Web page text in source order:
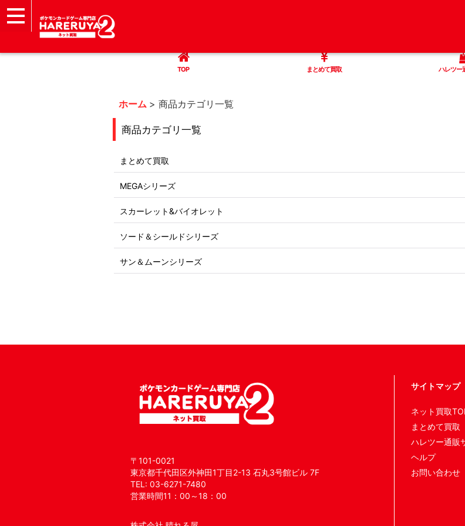
TOP まとめて買取 ハレツー
ホーム > 商品カテゴリ一覧
商品カテゴリ一覧
まとめて買取
MEGAシリーズ
スカーレット&バイオレット
ソード＆シールドシリーズ
サン＆ムーンシリーズ
〒101-0021
東京都千代田区外神田1丁目2-13 石丸3号館ビル 7F
TEL: 03-6271-7480
営業時間11：00～18：00
サイトマップ
ネット買取
まとめて買取
ハレツー通販
ヘルプ
お問い合わせ